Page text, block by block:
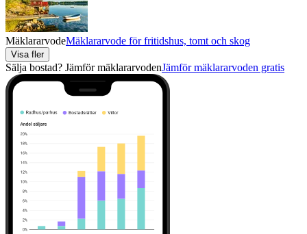
MäklararvodeMäklararvode för fritidshus, tomt och skog
Visa fler
Sälja bostad? Jämför mäklararvodenJämför mäklararvoden gratis